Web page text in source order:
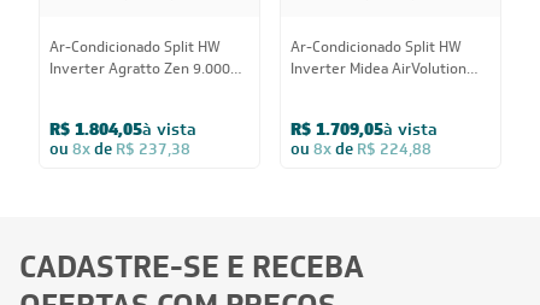
Ar-Condicionado Split HW
Inverter Agratto Zen 9.000
R$ 1.804,05à vista
ou 8xde R$ 237,38
Ar-Condicionado Split HW
Inverter Midea AirVolution
R$ 1.709,05à vista
ou 8xde R$ 224,88
CADASTRE-SE E RECEBA